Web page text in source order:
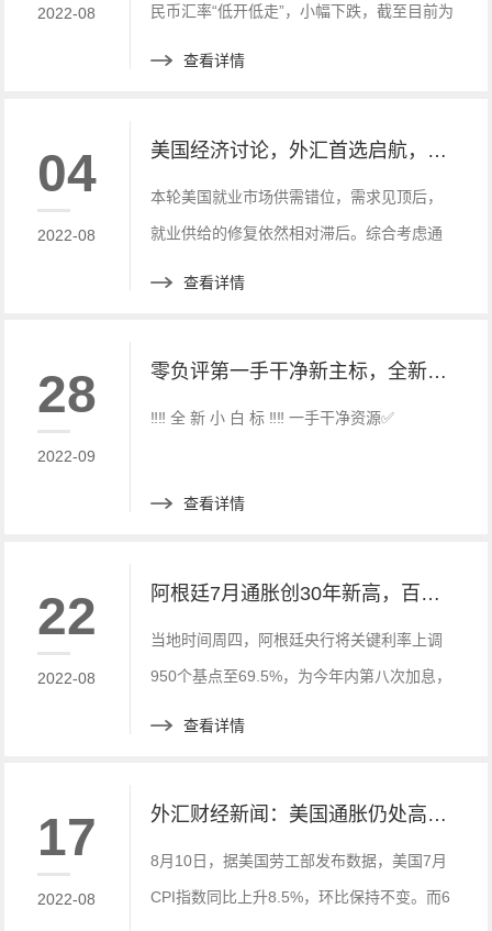
2022-08 民币汇率“低开低走”，小幅下跌，截至目前为
查看详情
04
2022-08
美国经济讨论，外汇首选启航，市场全新小白标
本轮美国就业市场供需错位，需求见顶后，
就业供给的修复依然相对滞后。综合考虑通
查看详情
28
2022-09
零负评第一手干净新主标，全新白标 快速搭建， 优惠中快来联系
‼️‼️ 全 新 小 白 标 ‼️‼️ 一手干净资源✅
查看详情
22
2022-08
阿根廷7月通胀创30年新高，百度财经新讯
当地时间周四，阿根廷央行将关键利率上调
950个基点至69.5%，为今年内第八次加息，
查看详情
17
2022-08
外汇财经新闻：美国通胀仍处高位：7月CPI同比涨8.5%
8月10日，据美国劳工部发布数据，美国7月
CPI指数同比上升8.5%，环比保持不变。而6